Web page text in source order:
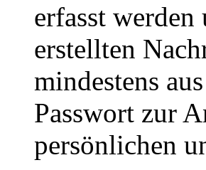
erfasst
erstellten
mindestens
Passwort zur
persönlichen